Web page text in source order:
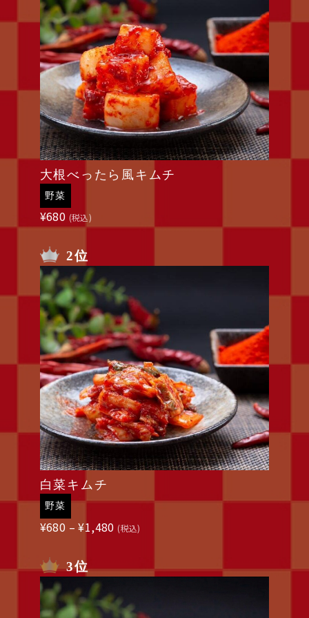
大根べったら風キムチ
野菜
¥680 (税込)
2位
白菜キムチ
野菜
¥680 –¥1,480価
¥680
–
¥1,480
(税込)
3位